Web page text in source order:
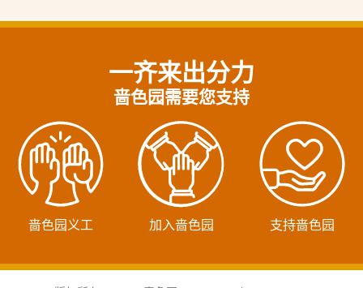
一齐来出分力
啬色园需要您支持
啬色园义工 加入啬色园 支持啬色园